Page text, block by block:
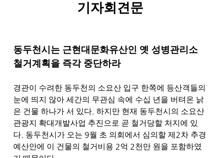
기자회견문
동두천시는 근현대문화유산인 옛 성병관리소
철거계획을 즉각 중단하라
경관이 수려한 동두천의 소요산 입구 한쪽에 등산객들의
눈에 띄지 않아 세간의 무관심 속에 수십 년을 버텨온 낡
은 건물 하나가 서 있다. 하지만 현재 동두천시의 소요산
관광지 확대개발사업 추진으로 곧 철거당할 처지에 있
다. 동두천시가 오는 9월 초 의회에서 심의할 제 2차 추경
예산안에 이 건물의 철거비용 2억 2천만 원을 포함하였